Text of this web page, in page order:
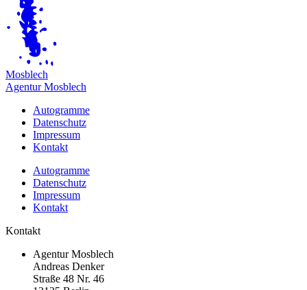
Mosblech
Agentur Mosblech
Autogramme
Datenschutz
Impressum
Kontakt
Autogramme
Datenschutz
Impressum
Kontakt
Kontakt
Agentur Mosblech
Andreas Denker
Straße 48 Nr. 46